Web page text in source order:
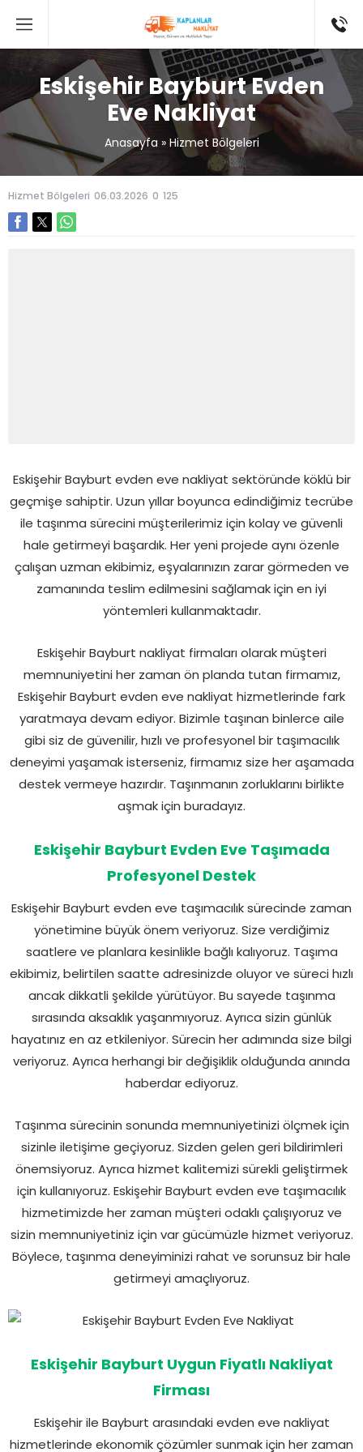
Eskişehir Bayburt Evden
Eve Nakliyat
Anasayfa» Hizmet Bölgeleri
Hizmet Bölgeleri 06.03.2026 0 125
Eskişehir Bayburt evden eve nakliyat sektöründe köklü bir
geçmişe sahiptir. Uzun yıllar boyunca edindiğimiz tecrübe
ile taşınma sürecini müşterilerimiz için kolay ve güvenli
hale getirmeyi başardık. Her yeni projede aynı özenle
çalışan uzman ekibimiz, eşyalarınızın zarar görmeden ve
zamanında teslim edilmesini sağlamak için en iyi
yöntemleri kullanmaktadır.
Eskişehir Bayburt nakliyat firmaları olarak müşteri
memnuniyetini her zaman ön planda tutan firmamız,
Eskişehir Bayburt evden eve nakliyat hizmetlerinde fark
yaratmaya devam ediyor. Bizimle taşınan binlerce aile
gibi siz de güvenilir, hızlı ve profesyonel bir taşımacılık
deneyimi yaşamak isterseniz, firmamız size her aşamada
destek vermeye hazırdır. Taşınmanın zorluklarını birlikte
aşmak için buradayız.
Eskişehir Bayburt Evden Eve Taşımada
Profesyonel Destek
Eskişehir Bayburt evden eve taşımacılık sürecinde zaman
yönetimine büyük önem veriyoruz. Size verdiğimiz
saatlere ve planlara kesinlikle bağlı kalıyoruz. Taşıma
ekibimiz, belirtilen saatte adresinizde oluyor ve süreci hızlı
ancak dikkatli şekilde yürütüyor. Bu sayede taşınma
sırasında aksaklık yaşanmıyoruz. Ayrıca sizin günlük
hayatınız en az etkileniyor. Sürecin her adımında size bilgi
veriyoruz. Ayrıca herhangi bir değişiklik olduğunda anında
haberdar ediyoruz.
Taşınma sürecinin sonunda memnuniyetinizi ölçmek için
sizinle iletişime geçiyoruz. Sizden gelen geri bildirimleri
önemsiyoruz. Ayrıca hizmet kalitemizi sürekli geliştirmek
için kullanıyoruz. Eskişehir Bayburt evden eve taşımacılık
hizmetimizde her zaman müşteri odaklı çalışıyoruz ve
sizin memnuniyetiniz için var gücümüzle hizmet veriyoruz.
Böylece, taşınma deneyiminizi rahat ve sorunsuz bir hale
getirmeyi amaçlıyoruz.
Eskişehir Bayburt Uygun Fiyatlı Nakliyat
Firması
Eskişehir ile Bayburt arasındaki evden eve nakliyat
hizmetlerinde ekonomik çözümler sunmak için her zaman